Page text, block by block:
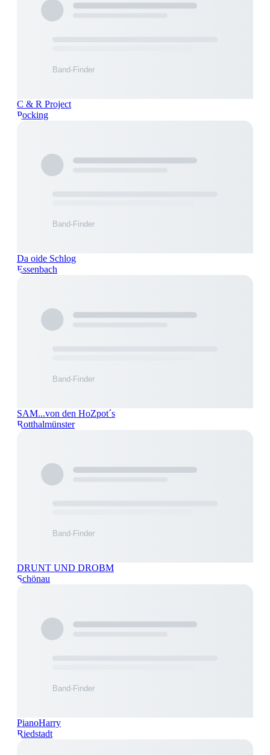
C & R Project
Pocking
Da oide Schlog
Essenbach
SAM...von den HoZpot´s
Rotthalmünster
DRUNT UND DROBM
Schönau
PianoHarry
Riedstadt